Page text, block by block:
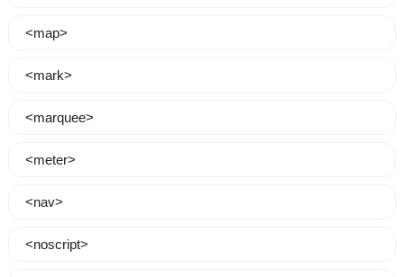
<map>
<mark>
<marquee>
<meter>
<nav>
<noscript>